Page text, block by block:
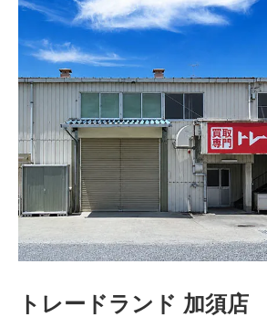
トレードランド 加須店